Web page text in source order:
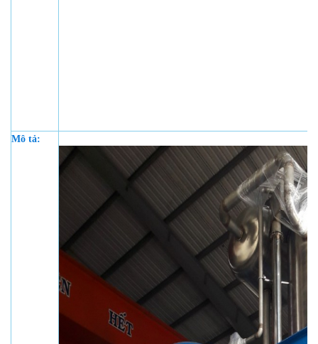
Mô tả: